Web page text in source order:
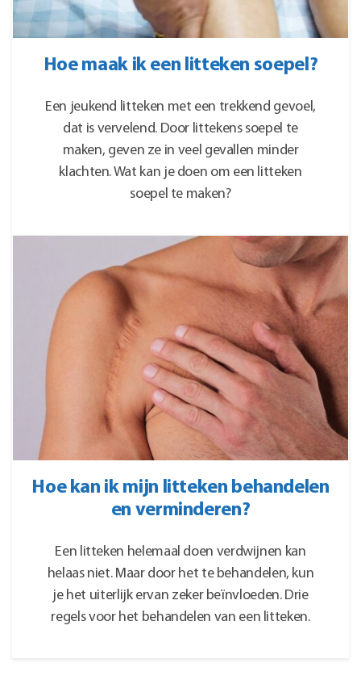
Hoe maak ik een litteken soepel?
Een jeukend litteken met een trekkend gevoel,
dat is vervelend. Door littekens soepel te
maken, geven ze in veel gevallen minder
klachten. Wat kan je doen om een litteken
soepel te maken?
Hoe kan ik mijn litteken behandelen
en verminderen?
Een litteken helemaal doen verdwijnen kan
helaas niet. Maar door het te behandelen, kun
je het uiterlijk ervan zeker beïnvloeden. Drie
regels voor het behandelen van een litteken.